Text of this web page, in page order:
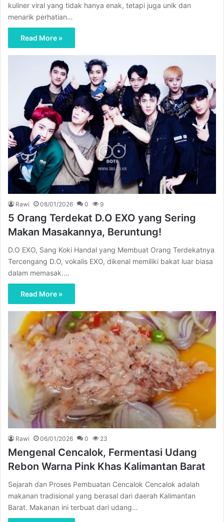
kuliner viral yang tidak hanya enak, tetapi juga unik dan
menarik perhatian…
Read More »
Rawi 08/01/2026 0 9
5 Orang Terdekat D.O EXO yang Sering
Makan Masakannya, Beruntung!
D.O EXO, Sang Koki Handal yang Membuat Orang Terdekatnya
Tercengang D.O, vokalis EXO, dikenal memiliki bakat luar biasa
dalam memasak.…
Read More »
Rawi 06/01/2026 0 23
Mengenal Cencalok, Fermentasi Udang
Rebon Warna Pink Khas Kalimantan Barat
Sejarah dan Proses Pembuatan Cencalok Cencalok adalah
makanan tradisional yang berasal dari daerah Kalimantan
Barat. Makanan ini terbuat dari udang…